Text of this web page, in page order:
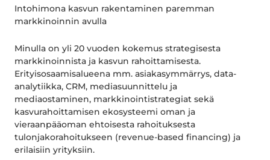
Intohimona kasvun rakentaminen paremman
markkinoinnin avulla
Minulla on yli 20 vuoden kokemus strategisesta
markkinoinnista ja kasvun rahoittamisesta.
Erityisosaamisalueena mm. asiakasymmärrys, data-
analytiikka, CRM, mediasuunnittelu ja
mediaostaminen, markkinointistrategiat sekä
kasvurahoittamisen ekosysteemi oman ja
vieraanpääoman ehtoisesta rahoituksesta
tulonjakorahoitukseen (revenue-based financing) ja
erilaisiin yrityksiin.